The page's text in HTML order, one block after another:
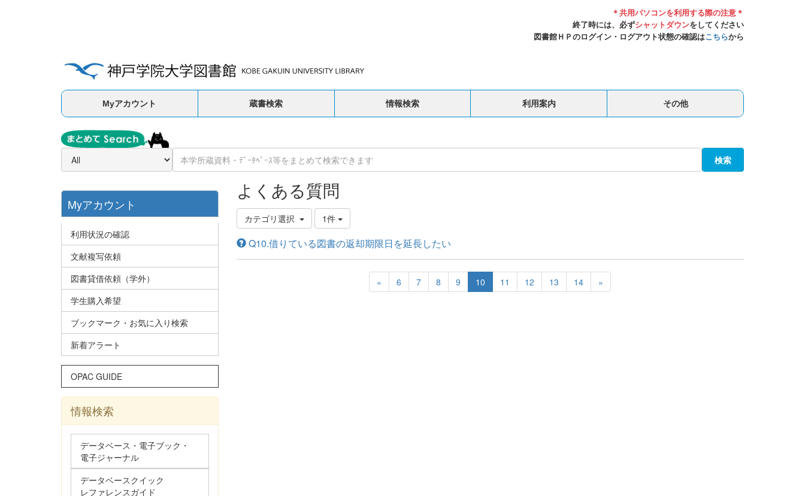
＊共用パソコンを利用する際の注意＊
終了時には、必ずシャットダウンをしてください
図書館ＨＰのログイン・ログアウト状態の確認はこちらから
Myアカウント 蔵書検索 情報検索 利用案内 その他
検索
よくある質問
カテゴリ選択 1件
Q10.借りている図書の返却期限日を延長したい
« 6 7 8 9 10 11 12 13 14 »
Myアカウント
利用状況の確認
文献複写依頼
図書貸借依頼（学外）
学生購入希望
ブックマーク・お気に入り検索
新着アラート
OPAC GUIDE
情報検索
データベース・電子ブック・
電子ジャーナル
データベースクイック
レファレンスガイド